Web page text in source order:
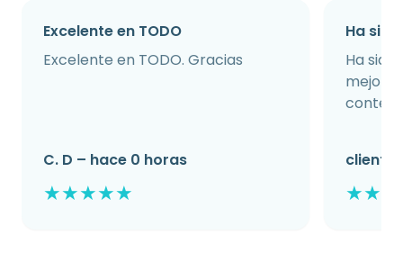
Excelente en TODO
Excelente en TODO. Gracias
C. D – hace 0 horas
★★★★★
Ha
Ha sido
cliente
★★